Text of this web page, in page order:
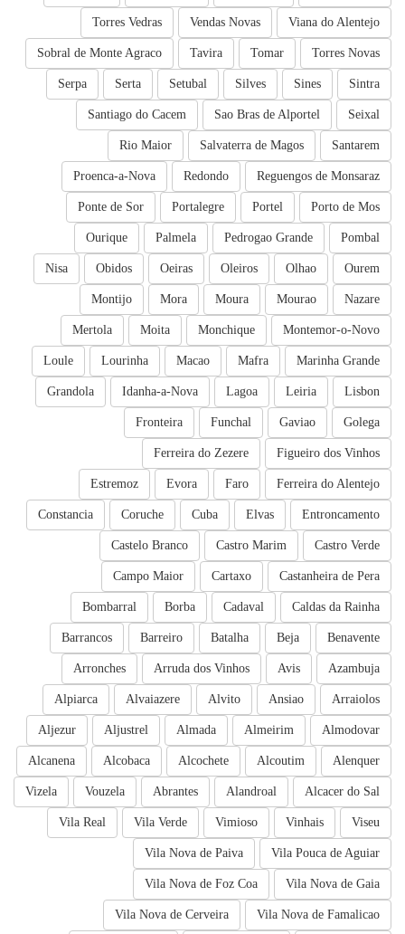
Viana do Alentejo
Vendas Novas
Torres Vedras
Torres Novas
Tomar
Tavira
Sobral de Monte Agraco
Sintra
Sines
Silves
Setubal
Serta
Serpa
Seixal
Sao Bras de Alportel
Santiago do Cacem
Santarem
Salvaterra de Magos
Rio Maior
Reguengos de Monsaraz
Redondo
Proenca-a-Nova
Porto de Mos
Portel
Portalegre
Ponte de Sor
Pombal
Pedrogao Grande
Palmela
Ourique
Ourem
Olhao
Oleiros
Oeiras
Obidos
Nisa
Nazare
Mourao
Moura
Mora
Montijo
Montemor-o-Novo
Monchique
Moita
Mertola
Marinha Grande
Mafra
Macao
Lourinha
Loule
Lisbon
Leiria
Lagoa
Idanha-a-Nova
Grandola
Golega
Gaviao
Funchal
Fronteira
Figueiro dos Vinhos
Ferreira do Zezere
Ferreira do Alentejo
Faro
Evora
Estremoz
Entroncamento
Elvas
Cuba
Coruche
Constancia
Castro Verde
Castro Marim
Castelo Branco
Castanheira de Pera
Cartaxo
Campo Maior
Caldas da Rainha
Cadaval
Borba
Bombarral
Benavente
Beja
Batalha
Barreiro
Barrancos
Azambuja
Avis
Arruda dos Vinhos
Arronches
Arraiolos
Ansiao
Alvito
Alvaiazere
Alpiarca
Almodovar
Almeirim
Almada
Aljustrel
Aljezur
Alenquer
Alcoutim
Alcochete
Alcobaca
Alcanena
Alcacer do Sal
Alandroal
Abrantes
Vouzela
Vizela
Viseu
Vinhais
Vimioso
Vila Verde
Vila Real
Vila Pouca de Aguiar
Vila Nova de Paiva
Vila Nova de Gaia
Vila Nova de Foz Coa
Vila Nova de Famalicao
Vila Nova de Cerveira